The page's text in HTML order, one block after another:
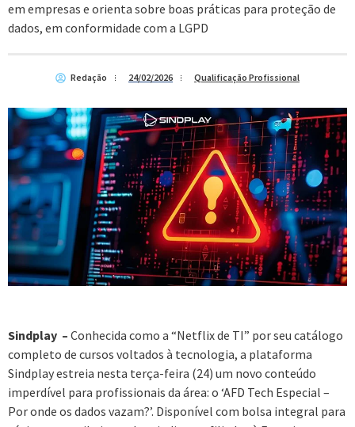
em empresas e orienta sobre boas práticas para proteção de
dados, em conformidade com a LGPD
Redação 24/02/2026 Qualificação Profissional
Sindplay – Conhecida como a “Netflix de TI” por seu catálogo
completo de cursos voltados à tecnologia, a plataforma
Sindplay estreia nesta terça-feira (24) um novo conteúdo
imperdível para profissionais da área: o ‘AFD Tech Especial –
Por onde os dados vazam?’. Disponível com bolsa integral para